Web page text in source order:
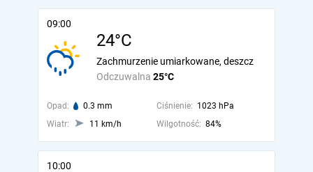
09:00
24°C
Odczuwalna 25°C
Zachmurzenie umiarkowane, deszcz
Opad: 0.3 mm Ciśnienie: 1023 hPa
Wiatr:
11 km/h Wilgotność: 84%
10:00